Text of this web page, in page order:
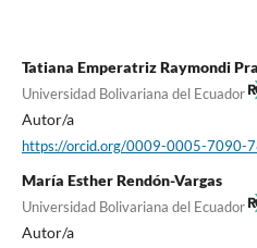
Tatiana Emperatriz Raymondi
Universidad Bolivariana del Ecuador
Autor/a
https://orcid.org/0009-0005-7090-
María Esther Rendón-Vargas
Universidad Bolivariana del Ecuador
Autor/a